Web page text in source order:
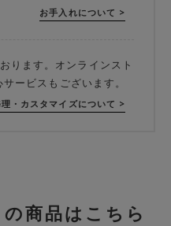
お手入れについて >
ります。オンラインスト
ービスもございます。
・カスタマイズについて >
商品はこちら